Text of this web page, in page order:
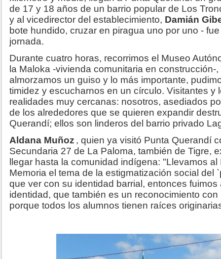
de 17 y 18 años de un barrio popular de Los
y al vicedirector del establecimiento, Damián
bote hundido, cruzar en piragua uno por uno -
jornada.
Durante cuatro horas, recorrimos el Museo
la Maloka -vivienda comunitaria en construcción-
almorzamos un guiso y lo más importante,
timidez y escucharnos en un círculo. Visitantes y
realidades muy cercanas: nosotros, asediados
de los alrededores que se quieren expandir
Querandí; ellos son linderos del barrio privado
Aldana Muñoz , quien ya visitó Punta Querandí
Secundaria 27 de La Paloma, también de Tigre,
llegar hasta la comunidad indígena: "Llevamos
Memoria el tema de la estigmatización social del
que ver con su identidad barrial, entonces fuimos
identidad, que también es un reconocimiento
porque todos los alumnos tienen raíces